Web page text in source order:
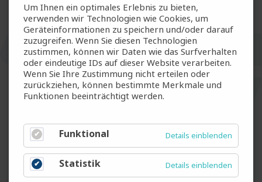
Global CMO Clinical Packaging Site Manager
(m/f/d)
Kaiseraugst
Temporär
Um Ihnen ein optimales Erlebnis zu bieten,
verwenden wir Technologien wie Cookies, um
Geräteinformationen zu speichern und/oder darauf
zuzugreifen. Wenn Sie diesen Technologien
zustimmen, können wir Daten wie das Surfverhalten
oder eindeutige IDs auf dieser Website verarbeiten.
Wenn Sie Ihre Zustimmung nicht erteilen oder
zurückziehen, können bestimmte Merkmale und
Funktionen beeinträchtigt werden.
Funktional Details einblenden
Statistik Details einblenden